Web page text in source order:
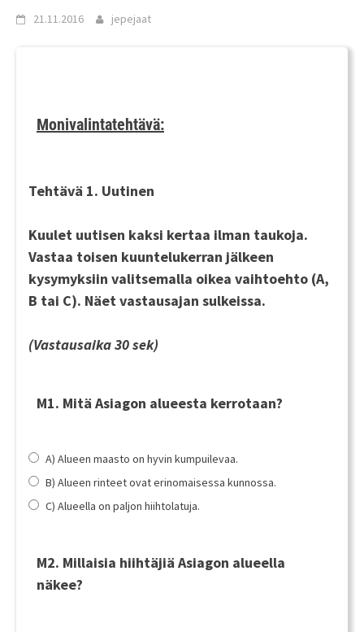
21.11.2016 jepejaat
Monivalintatehtävä:
Tehtävä 1. Uutinen
Kuulet uutisen kaksi kertaa ilman taukoja.
Vastaa toisen kuuntelukerran jälkeen
kysymyksiin valitsemalla oikea vaihtoehto (A,
B tai C). Näet vastausajan sulkeissa.
(Vastausaika 30 sek)
M1. Mitä Asiagon alueesta kerrotaan?
A) Alueen maasto on hyvin kumpuilevaa.
B) Alueen rinteet ovat erinomaisessa kunnossa.
C) Alueella on paljon hiihtolatuja.
M2. Millaisia hiihtäjiä Asiagon alueella
näkee?